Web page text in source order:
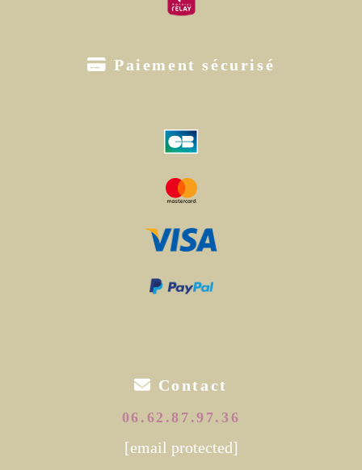
 Paiement sécurisé
 Contact
06.62.87.97.36
[email protected]